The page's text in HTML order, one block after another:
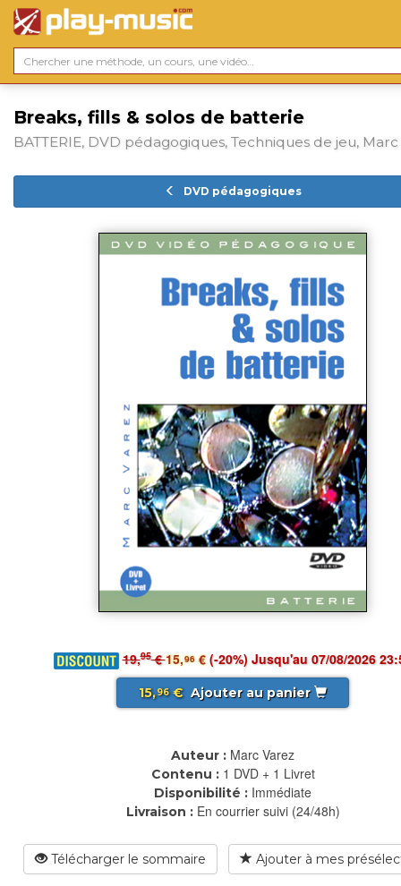
Breaks, fills & solos de batterie
BATTERIE, DVD pédagogiques, Techniques de jeu,
DVD pédagogiques
19,95€15,96€(-20%) Jusqu'au 07/08/2026
15,96€ Ajouter au panier
Auteur : Marc Varez
Contenu : 1 DVD + 1 Livret
Disponibilité : Immédiate
Livraison : En courrier suivi (24/48h)
Télécharger le sommaire Ajouter à mes